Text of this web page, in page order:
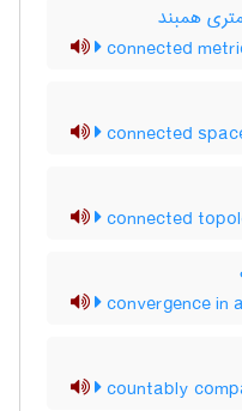
همبند
connected
connected
connected
convergence in
countably